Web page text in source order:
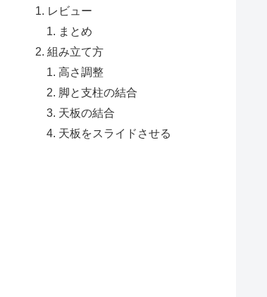
レビュー
まとめ
組み立て方
高さ調整
脚と支柱の結合
天板の結合
天板をスライドさせる